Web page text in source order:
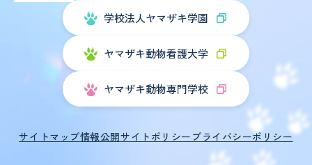
学校法人ヤマザキ学園
ヤマザキ動物看護大学
ヤマザキ動物専門学校
サイトマップ情報公開サイトポリシー プライバシーポリシー